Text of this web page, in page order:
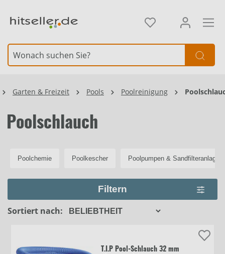
Garten & Freizeit Pools Poolreinigung
Poolschlauch
Poolchemie Poolkescher Poolpumpen & Sandfilteranlagen
Filtern
Sortiert nach:
T.I.P Pool-Schlauch 32 mm